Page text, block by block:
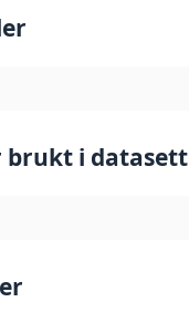
brukt i datasett